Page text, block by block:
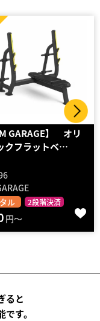
GARAGE】 オリ
クフラットベ…
ル 2段階決済
円～
ると
す。